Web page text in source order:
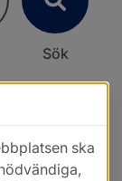
Sök
ska